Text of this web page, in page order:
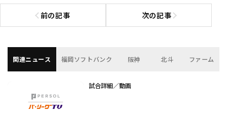
前の記事
前の記事へ 次の記事次の記事へ
関連ニュース 福岡ソフトバンク 阪神 北斗 ファーム
試合詳細／動画